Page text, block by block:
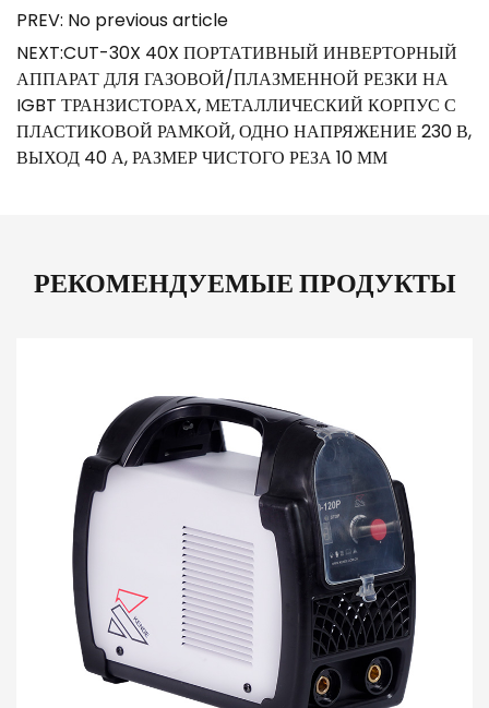
PREV: No previous article
NEXT:CUT-30X 40X ПОРТАТИВНЫЙ ИНВЕРТОРНЫЙ
АППАРАТ ДЛЯ ГАЗОВОЙ/ПЛАЗМЕННОЙ РЕЗКИ НА
IGBT ТРАНЗИСТОРАХ, МЕТАЛЛИЧЕСКИЙ КОРПУС С
ПЛАСТИКОВОЙ РАМКОЙ, ОДНО НАПРЯЖЕНИЕ 230 В,
ВЫХОД 40 А, РАЗМЕР ЧИСТОГО РЕЗА 10 ММ
РЕКОМЕНДУЕМЫЕ ПРОДУКТЫ